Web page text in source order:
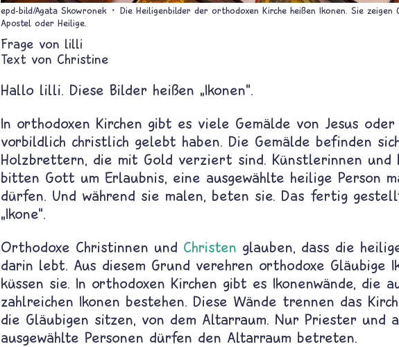
epd-bild/Agata Skowronek
Die Heiligenbilder der orthodoxen Kirche heißen Ikonen. Sie zeigen
Apostel oder Heilige.
lilli
Text von Christine
Hallo lilli. Diese Bilder heißen „Ikonen“.
In orthodoxen Kirchen gibt es viele Gemälde von Jesus
vorbildlich christlich gelebt haben. Die Gemälde befinden
Holzbrettern, die mit Gold verziert sind. Künstlerinnen und
bitten Gott um Erlaubnis, eine ausgewählte heilige Person
dürfen. Und während sie malen, beten sie. Das fertig
„Ikone“.
Orthodoxe Christinnen und Christen glauben, dass die
darin lebt. Aus diesem Grund verehren orthodoxe Gläubige
küssen sie. In orthodoxen Kirchen gibt es Ikonenwände, die
zahlreichen Ikonen bestehen. Diese Wände trennen das
die Gläubigen sitzen, von dem Altarraum. Nur Priester und
ausgewählte Personen dürfen den Altarraum betreten.